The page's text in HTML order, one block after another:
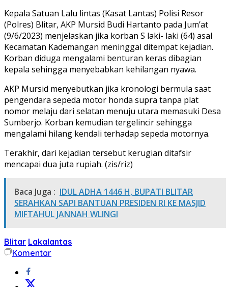
Kepala Satuan Lalu lintas (Kasat Lantas) Polisi Resor
(Polres) Blitar, AKP Mursid Budi Hartanto pada Jum’at
(9/6/2023) menjelaskan jika korban S laki- laki (64) asal
Kecamatan Kademangan meninggal ditempat kejadian.
Korban diduga mengalami benturan keras dibagian
kepala sehingga menyebabkan kehilangan nyawa.
AKP Mursid menyebutkan jika kronologi bermula saat
pengendara sepeda motor honda supra tanpa plat
nomor melaju dari selatan menuju utara memasuki Desa
Sumberjo. Korban kemudian tergelincir sehingga
mengalami hilang kendali terhadap sepeda motornya.
Terakhir, dari kejadian tersebut kerugian ditafsir
mencapai dua juta rupiah. (zis/riz)
Baca Juga : IDUL ADHA 1446 H, BUPATI BLITAR
SERAHKAN SAPI BANTUAN PRESIDEN RI KE MASJID
MIFTAHUL JANNAH WLINGI
Blitar Lakalantas
Komentar